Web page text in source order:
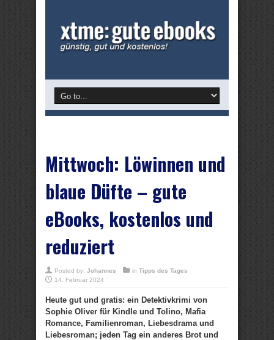
Mittwoch: Löwinnen und
blaue Düfte – gute
eBooks, kostenlos und
reduziert
Posted by: Johannes in Tipps des Tages
14. Februar 2024
Heute gut und gratis: ein Detektivkrimi von
Sophie Oliver für Kindle und Tolino, Mafia
Romance, Familienroman, Liebesdrama und
Liebesroman; jeden Tag ein anderes Brot und